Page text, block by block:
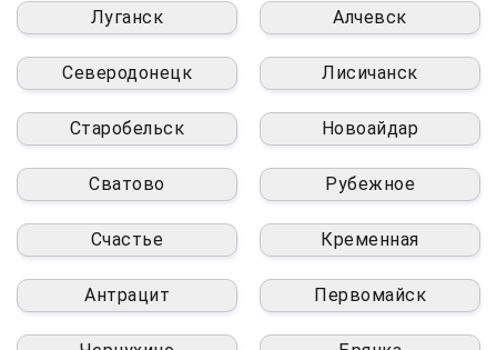
Луганск Алчевск
Северодонецк Лисичанск
Старобельск Новоайдар
Сватово Рубежное
Счастье Кременная
Антрацит Первомайск